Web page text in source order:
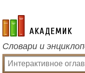
academic.ru
Словари и